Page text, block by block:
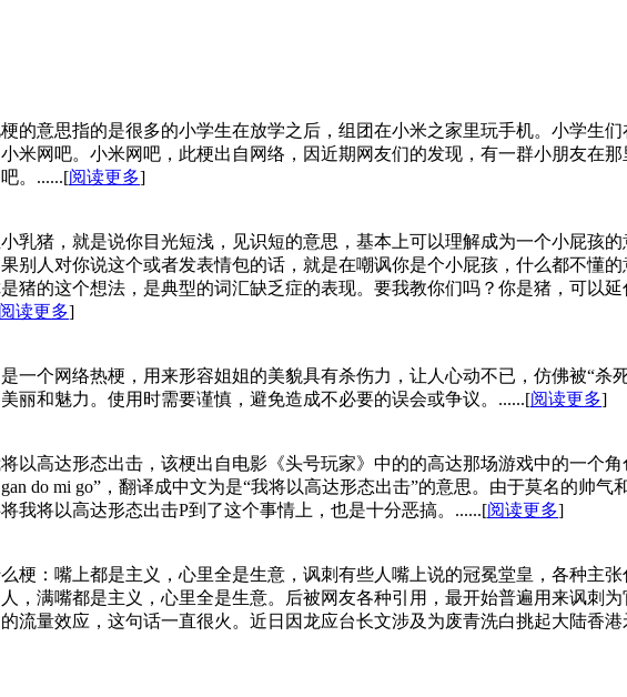
的意思指的是很多的小学生在放学之后，组团在小米之家里玩手机。小学生
米网吧。小米网吧，此梗出自网络，因近期网友们的发现，有一群小朋友在
。......[阅读更多]
乳猪，就是说你目光短浅，见识短的意思，基本上可以理解成为一个小屁孩
别人对你说这个或者发表情包的话，就是在嘲讽你是个小屁孩，什么都不懂
猪的这个想法，是典型的词汇缺乏症的表现。要我教你们吗？你是猪，可以
阅读更多]
一个网络热梗，用来形容姐姐的美貌具有杀伤力，让人心动不已，仿佛被“
丽和魅力。使用时需要谨慎，避免造成不必要的误会或争议。......[阅读更多]
以高达形态出击，该梗出自电影《头号玩家》中的的高达那场游戏中的一个
do mi go”，翻译成中文为是“我将以高达形态出击”的意思。由于莫名的帅
我将以高达形态出击P到了这个事情上，也是十分恶搞。......[阅读更多]
梗：嘴上都是主义，心里全是生意，讽刺有些人嘴上说的冠冕堂皇，各种主
，满嘴都是主义，心里全是生意。后被网友各种引用，最开始普遍用来讽刺
流量效应，这句话一直很火。近日因龙应台长文涉及为废青洗白挑起大陆香